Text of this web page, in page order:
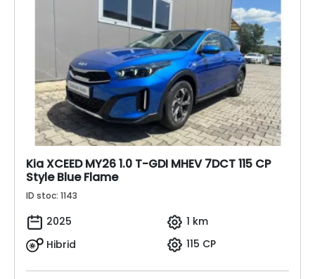
Kia XCEED MY26 1.0 T-GDI MHEV 7DCT 115 CP
Style Blue Flame
ID stoc: 1143
2025
1 km
Hibrid
115 CP